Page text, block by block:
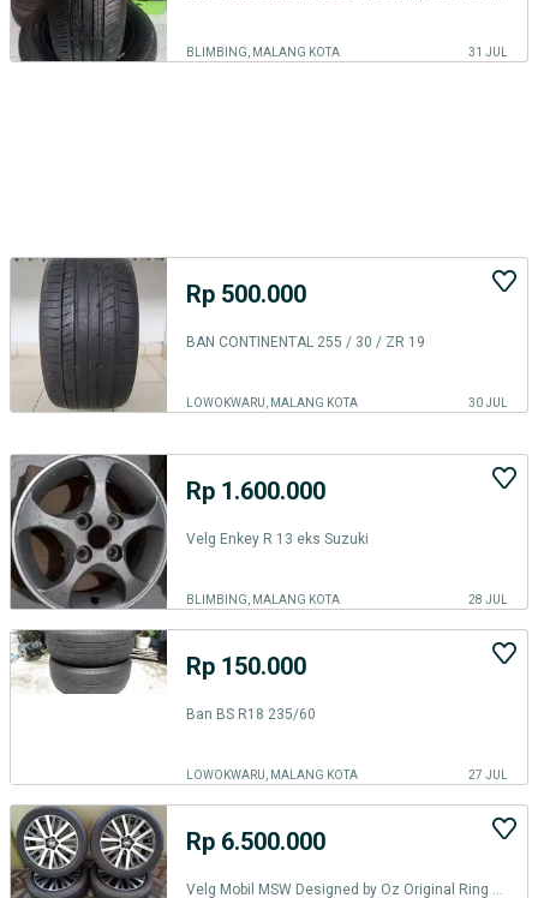
BLIMBING, MALANG KOTA 31 JUL
Rp 500.000
BAN CONTINENTAL 255 / 30 / ZR 19
LOWOKWARU, MALANG KOTA 30 JUL
Rp 1.600.000
Velg Enkey R 13 eks Suzuki
BLIMBING, MALANG KOTA 28 JUL
Rp 150.000
Ban BS R18 235/60
LOWOKWARU, MALANG KOTA 27 JUL
Rp 6.500.000